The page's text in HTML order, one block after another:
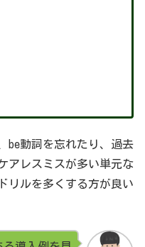
be動詞を忘れたり、過去
アレスミスが多い単元な
リルを多くする方が良い